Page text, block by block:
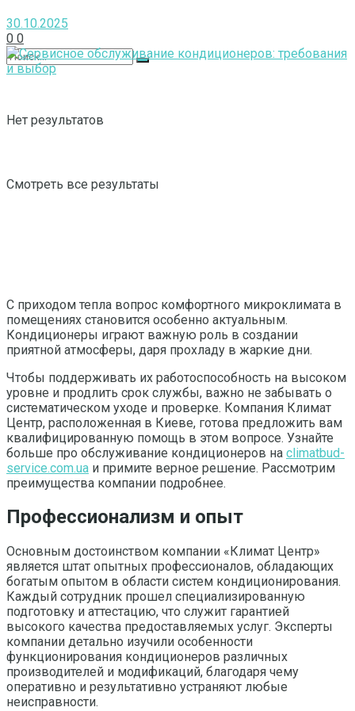
Нет результатов
Смотреть все результаты
30.10.2025
0 0
С приходом тепла вопрос комфортного микроклимата в
помещениях становится особенно актуальным.
Кондиционеры играют важную роль в создании
приятной атмосферы, даря прохладу в жаркие дни.
Чтобы поддерживать их работоспособность на высоком
уровне и продлить срок службы, важно не забывать о
систематическом уходе и проверке. Компания Климат
Центр, расположенная в Киеве, готова предложить вам
квалифицированную помощь в этом вопросе. Узнайте
больше про обслуживание кондиционеров на climatbud-
service.com.ua и примите верное решение. Рассмотрим
преимущества компании подробнее.
Профессионализм и опыт
Основным достоинством компании «Климат Центр»
является штат опытных профессионалов, обладающих
богатым опытом в области систем кондиционирования.
Каждый сотрудник прошел специализированную
подготовку и аттестацию, что служит гарантией
высокого качества предоставляемых услуг. Эксперты
компании детально изучили особенности
функционирования кондиционеров различных
производителей и модификаций, благодаря чему
оперативно и результативно устраняют любые
неисправности.